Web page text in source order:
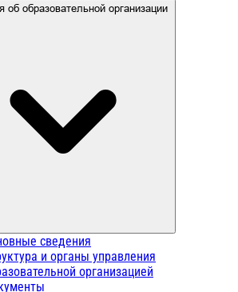
об образовательной организации
сведения
и органы управления
организацией